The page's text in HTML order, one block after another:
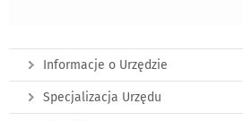
Informacje o Urzędzie
Specjalizacja Urzędu